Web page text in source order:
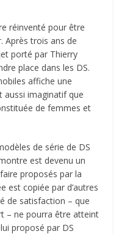
réinventé pour être
Après trois ans de
porté par Thierry
place dans les DS.
affiche une
aussi imaginatif que
de femmes et
de série de DS
est devenu un
proposés par la
est copiée par d’autres
de satisfaction – que
– ne pourra être atteint
proposé par DS